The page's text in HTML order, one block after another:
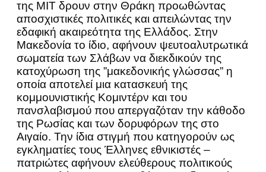
της ΜΙΤ δρουν στην Θράκη προωθώντας
αποσχιστικές πολιτικές και απειλώντας την
εδαφική ακαιρεότητα της Ελλάδος. Στην
Μακεδονία το ίδιο, αφήνουν ψευτοαλυτρωτικά
σωματεία των Σλάβων να διεκδικούν της
κατοχύρωση της ”μακεδονικής γλώσσας” η
οποία αποτελεί μια κατασκευή της
κομμουνιστικής Κομιντέρν και του
πανσλαβισμού που απεργαζόταν την κάθοδο
της Ρωσίας και των δορυφόρων της στο
Αιγαίο. Την ίδια στιγμή που κατηγορούν ως
εγκληματίες τους Έλληνες εθνικιστές –
πατριώτες αφήνουν ελεύθερους πολιτικούς